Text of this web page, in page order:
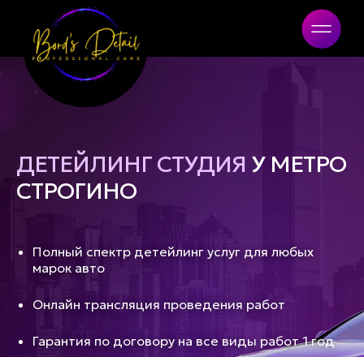
Bord's Detail
ДЕТЕЙЛИНГ СТУДИЯ У МЕТРО
СТРОГИНО
Полный спектр детейлинг услуг для любых
марок авто
Онлайн трансляция проведения работ
Гарантия по договору на все виды работ 1 год